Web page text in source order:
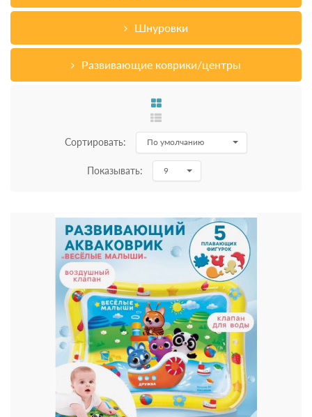
Шнуровки
Развивающие коврики/центры
Сортировать: По умолчанию
Показывать: 9